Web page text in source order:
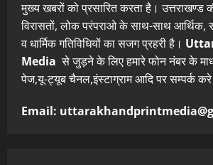
मुख्य खबरों को प्रसारित करता है। उत्तराखण्ड
विरासतों, लोक परंपराओ के साथ-साथ आर्थिक,
व धार्मिक गतिविधियों का सजग प्रहरी है।
Media से जुड़ने के लिए हमारे फोन नंबर के
पेज,यू-ट्यूब चैनल,इंस्टाग्राम आदि पर सम्पर्क
Email: